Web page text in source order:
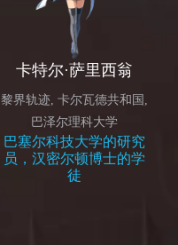
卡特尔·萨里西翁
黎界轨迹, 卡尔瓦德共和国 ,
巴泽尔理科大学
巴塞尔科技大学的研究
员，汉密尔顿博士的学
徒